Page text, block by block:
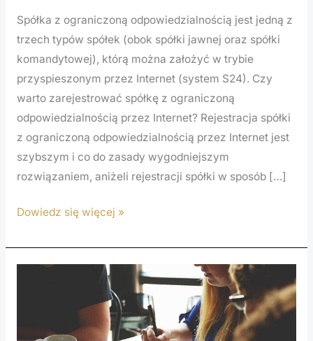
Spółka z ograniczoną odpowiedzialnością jest jedną z
trzech typów spółek (obok spółki jawnej oraz spółki
komandytowej), którą można założyć w trybie
przyspieszonym przez Internet (system S24). Czy
warto zarejestrować spółkę z ograniczoną
odpowiedzialnością przez Internet? Rejestracja spółki
z ograniczoną odpowiedzialnością przez Internet jest
szybszym i co do zasady wygodniejszym
rozwiązaniem, aniżeli rejestracji spółki w sposób […]
Dowiedz się więcej »
spółce